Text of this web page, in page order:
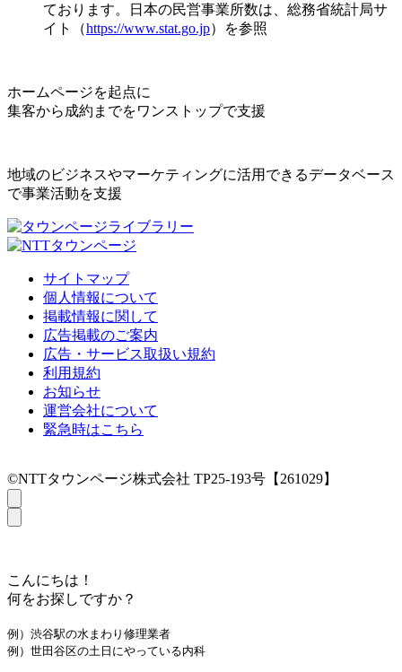
ております。日本の民営事業所数は、総務省統計局サ
イト（https://www.stat.go.jp）を参照
ホームページを起点に
集客から成約までをワンストップで支援
地域のビジネスやマーケティングに活用できるデータベース
で事業活動を支援
サイトマップ
個人情報について
掲載情報に関して
広告掲載のご案内
広告・サービス取扱い規約
利用規約
お知らせ
運営会社について
緊急時はこちら
©NTTタウンページ株式会社 TP25-193号【261029】
こんにちは！
何をお探しですか？
例）渋谷駅の水まわり修理業者
例）世田谷区の土日にやっている内科